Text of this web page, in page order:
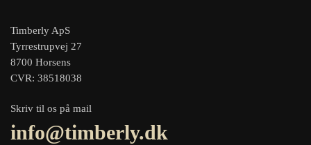
Timberly ApS
Tyrrestrupvej 27
8700 Horsens
CVR: 38518038
Skriv til os på mail
info@timberly.dk